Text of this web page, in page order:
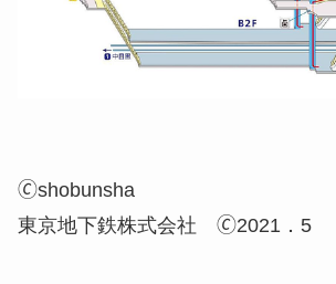
🄫shobunsha
東京地下鉄株式会社 🄫2021．5